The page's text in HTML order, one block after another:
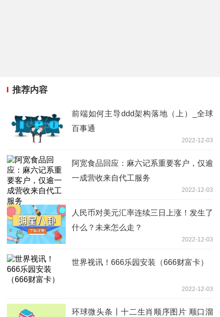
推荐内容
前端如何主导ddd架构落地（上）_全球
百事通
2022-12-03
阿宽食品回应：麻六记系重要客户，仅逾
一成营收来自代工服务
2022-12-03
人民币对美元汇率连续三日上涨！发生了
什么？未来怎么走？
2022-12-03
世界视讯！666乐园安装（666财富卡）
2022-12-03
环球微头条丨十二生肖顺序图片 顺口溜